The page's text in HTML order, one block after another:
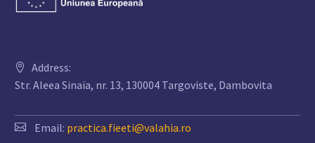
Address:
Str. Aleea Sinaia, nr. 13, 130004 Targoviste, Dambovita
Email: practica.fieeti@valahia.ro